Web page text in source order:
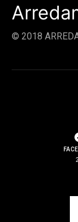
© 2018